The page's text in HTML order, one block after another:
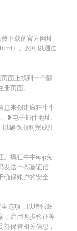
下载的官方网址
）。您可以通过
面上找到一个醒
页面。
息来创建疯狂牛牛
❥电子邮件地址、
确保顺利完成注
。疯狂牛牛app免
发送一条验证信
确保账户的安全
选项，以增强账
，启用两步验证等
保管相关信息，